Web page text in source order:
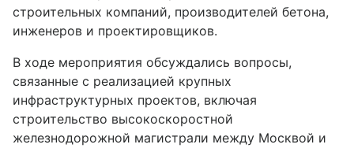
строительных компаний, производителей бетона,
инженеров и проектировщиков.
В ходе мероприятия обсуждались вопросы,
связанные с реализацией крупных
инфраструктурных проектов, включая
строительство высокоскоростной
железнодорожной магистрали между Москвой и